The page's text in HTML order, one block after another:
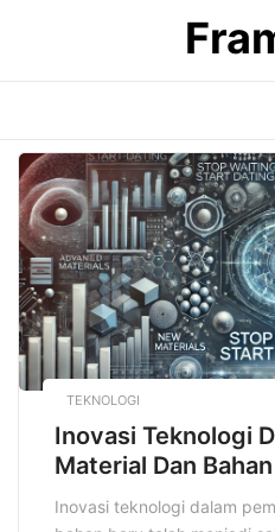
TEKNOLOGI
Inovasi Teknologi
Material Dan
Inovasi teknologi dalam